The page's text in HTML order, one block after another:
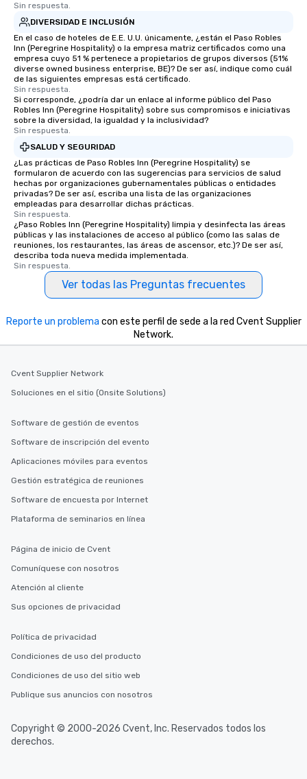
Sin respuesta.
DIVERSIDAD E INCLUSIÓN
En el caso de hoteles de E.E. U.U. únicamente, ¿están el Paso Robles
Inn (Peregrine Hospitality) o la empresa matriz certificados como una
empresa cuyo 51 % pertenece a propietarios de grupos diversos (51%
diverse owned business enterprise, BE)? De ser así, indique como cuál
de las siguientes empresas está certificado.
Sin respuesta.
Si corresponde, ¿podría dar un enlace al informe público del Paso
Robles Inn (Peregrine Hospitality) sobre sus compromisos e iniciativas
sobre la diversidad, la igualdad y la inclusividad?
Sin respuesta.
SALUD Y SEGURIDAD
¿Las prácticas de Paso Robles Inn (Peregrine Hospitality) se
formularon de acuerdo con las sugerencias para servicios de salud
hechas por organizaciones gubernamentales públicas o entidades
privadas? De ser así, escriba una lista de las organizaciones
empleadas para desarrollar dichas prácticas.
Sin respuesta.
¿Paso Robles Inn (Peregrine Hospitality) limpia y desinfecta las áreas
públicas y las instalaciones de acceso al público (como las salas de
reuniones, los restaurantes, las áreas de ascensor, etc.)? De ser así,
describa toda nueva medida implementada.
Sin respuesta.
Ver todas las Preguntas frecuentes
Reporte un problema con este perfil de sede a la red Cvent Supplier
Network.
Cvent Supplier Network
Soluciones en el sitio (Onsite Solutions)
Software de gestión de eventos
Software de inscripción del evento
Aplicaciones móviles para eventos
Gestión estratégica de reuniones
Software de encuesta por Internet
Plataforma de seminarios en línea
Página de inicio de Cvent
Comuníquese con nosotros
Atención al cliente
Sus opciones de privacidad
Política de privacidad
Condiciones de uso del producto
Condiciones de uso del sitio web
Publique sus anuncios con nosotros
Copyright © 2000-2026 Cvent, Inc. Reservados todos los
derechos.